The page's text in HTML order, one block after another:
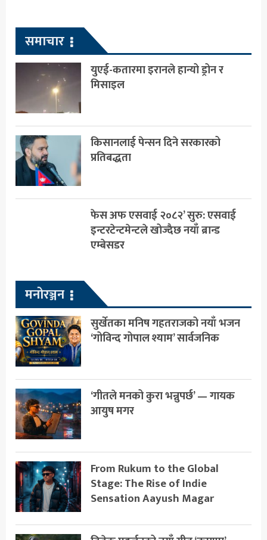
समाचार
युएई-कतारमा इरानले हान्यो ड्रोन र
मिसाइल
किसानलाई पेन्सन दिने सरकारको
प्रतिबद्धता
फेस अफ एसवाई २०८२’ सुरु: एसवाई
इन्टरटेन्टमेन्टले खोज्दैछ नयाँ ब्रान्ड
एम्बेसडर
मनोरञ्जन
सुर्खेतका मनिष गहतराजको नयाँ भजन
‘गोविन्द गोपाल श्याम’ सार्वजनिक
‘गीतले मनको कुरा भन्नुपर्छ’ — गायक
आयुष मगर
From Rukum to the Global
Stage: The Rise of Indie
Sensation Aayush Magar